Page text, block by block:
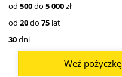
od 500do 5 000zł
od 20do 75 lat
30dni
Weź pożyczkę